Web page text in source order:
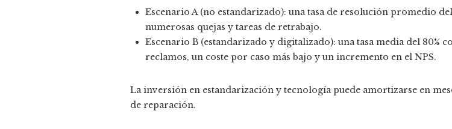
Escenario A (no estandarizado): una tasa de resolución promedio
numerosas quejas y tareas de retrabajo.
Escenario B (estandarizado y digitalizado): una tasa media del 80%
reclamos, un coste por caso más bajo y un incremento en el NPS.
La inversión en estandarización y tecnología puede amortizarse en
de reparación.